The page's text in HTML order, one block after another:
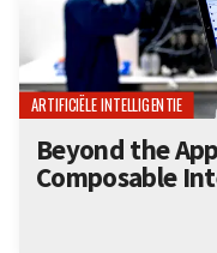
ARTIFICIËLE INTELLIGENTIE
Beyond the
Composable